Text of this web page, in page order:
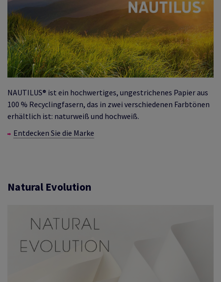
NAUTILUS® ist ein hochwertiges, ungestrichenes Papier aus
100 % Recyclingfasern, das in zwei verschiedenen Farbtönen
erhältlich ist: naturweiß und hochweiß.
Entdecken Sie die Marke
Natural Evolution